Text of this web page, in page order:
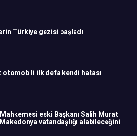
Türkiye gezisi başladı
otomobili ilk defa kendi hatası
eski Başkanı Salih Murat
vatandaşlığı alabileceğini